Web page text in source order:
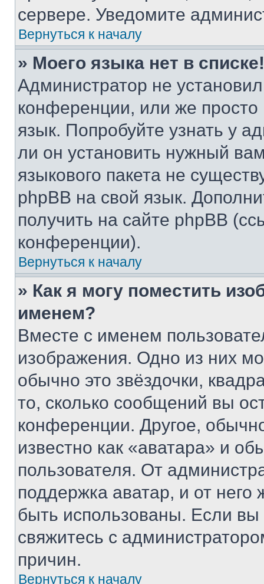
сервере. Уведомите
Вернуться к началу
» Моего языка нет в списке!
Администратор не
конференции, или же
язык. Попробуйте узнать у
ли он установить нужный
языкового пакета не
phpBB на свой язык.
получить на сайте phpBB
конференции).
Вернуться к началу
» Как я могу поместить
именем?
Вместе с именем
изображения. Одно из них
обычно это звёздочки,
то, сколько сообщений вы
конференции. Другое,
известно как «аватара» и
пользователя. От
поддержка аватар, и от него
быть использованы. Если
свяжитесь с
причин.
Вернуться к началу